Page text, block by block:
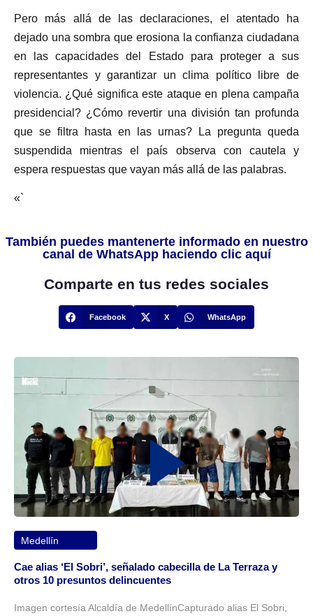
Pero más allá de las declaraciones, el atentado ha
dejado una sombra que erosiona la confianza ciudadana
en las capacidades del Estado para proteger a sus
representantes y garantizar un clima político libre de
violencia. ¿Qué significa este ataque en plena campaña
presidencial? ¿Cómo revertir una división tan profunda
que se filtra hasta en las urnas? La pregunta queda
suspendida mientras el país observa con cautela y
espera respuestas que vayan más allá de las palabras.
«`
También puedes mantenerte informado en nuestro
canal de WhatsApp haciendo clic aquí
Comparte en tus redes sociales
Facebook X WhatsApp
Medellín
Cae alias ‘El Sobri’, señalado cabecilla de La Terraza y
otros 10 presuntos delincuentes
Imagen cortesía Alcaldía de MedellínCapturado alias El Sobri,